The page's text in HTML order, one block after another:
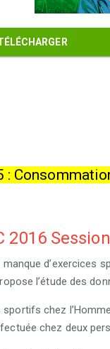
:
2016
manque
l’étude des
sportifs chez
chez deux